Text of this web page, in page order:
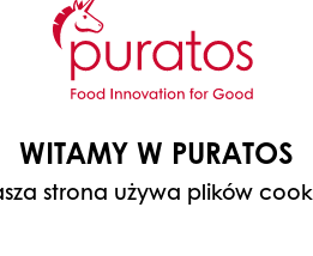
– od
i
WITAMY W PURATOS
strona używa plików